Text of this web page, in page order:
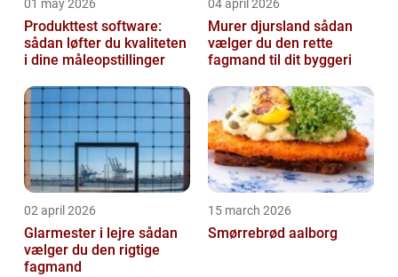
01 may 2026
Produkttest software:
sådan løfter du kvaliteten
i dine måleopstillinger
04 april 2026
Murer djursland sådan
vælger du den rette
fagmand til dit byggeri
02 april 2026
Glarmester i lejre sådan
vælger du den rigtige
fagmand
15 march 2026
Smørrebrød aalborg